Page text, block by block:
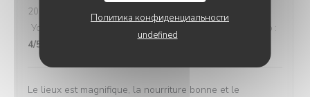
Политика конфиденциальности
undefined
2026-07-28
- 12:30 - гости 8
Услуги
/5 Меню Цена / качество :
4/5
Le lieux est magnifique, la nourriture bonne et le